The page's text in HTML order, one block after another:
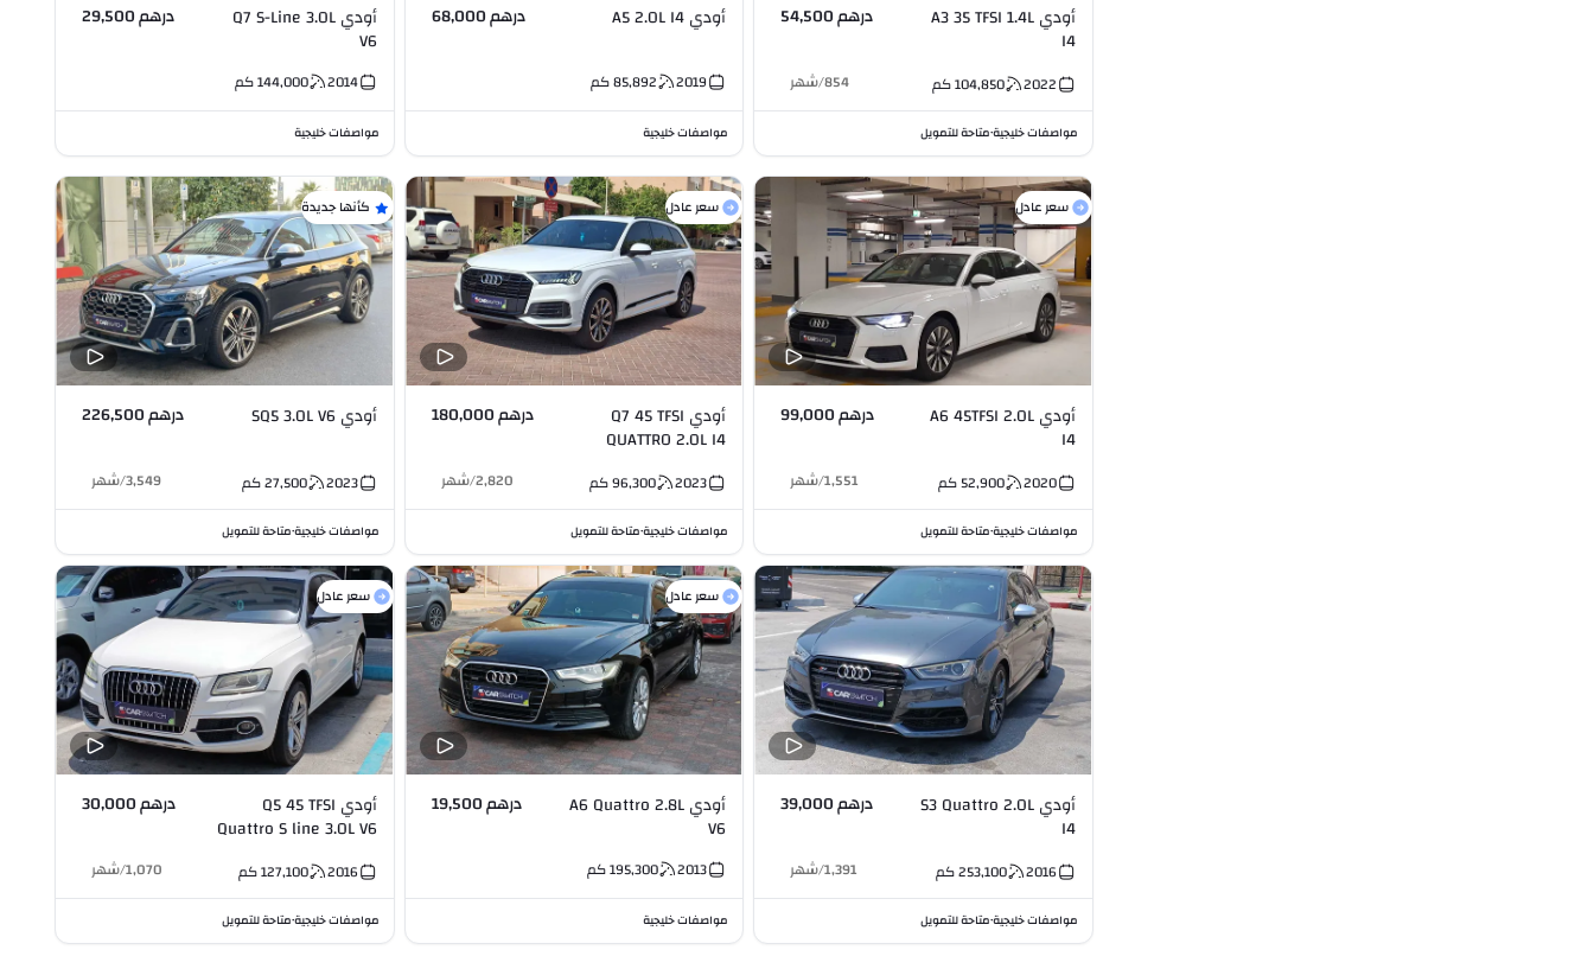
أودي A3 35 TFSI 1.4L
I4
درهم 54,500
2022
104,850كم 854
/شهر
مواصفات خليجية•متاحة للتمويل
أودي A5 2.0L I4 درهم 68,000
2019
85,892كم
مواصفات خليجية
أودي Q7 S-Line 3.0L
V6
درهم 29,500
2014
144,000كم
مواصفات خليجية
سعر عادل
أودي A6 45TFSI 2.0L
I4
درهم 99,000
2020
52,900كم 1,551
/شهر
مواصفات خليجية•متاحة للتمويل
سعر عادل
أودي Q7 45 TFSI
QUATTRO 2.0L I4
درهم 180,000
2023
96,300كم 2,820
/شهر
مواصفات خليجية•متاحة للتمويل
كأنها جديدة
أودي SQ5 3.0L V6 درهم 226,500
2023
27,500كم 3,549
/شهر
مواصفات خليجية•متاحة للتمويل
أودي S3 Quattro 2.0L
I4
درهم 39,000
2016
253,100كم 1,391
/شهر
مواصفات خليجية•متاحة للتمويل
سعر عادل
أودي A6 Quattro 2.8L
V6
درهم 19,500
2013
195,300كم
مواصفات خليجية
سعر عادل
أودي Q5 45 TFSI
Quattro S line 3.0L V6
درهم 30,000
2016
127,100كم 1,070
/شهر
مواصفات خليجية•متاحة للتمويل